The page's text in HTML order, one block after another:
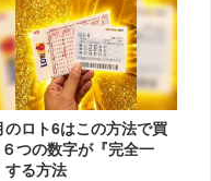
のロト6はこの方法で買
つの数字が『完全一
する方法